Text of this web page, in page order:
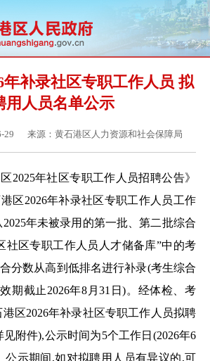
年补录社区专职工作人员 拟
用人员名单公示
29 来源：黄石港区人力资源和社会保障局
2025年社区专职工作人员招聘公告》
区2026年补录社区专职工作人员工作
年未被录用的第一批、第二批综合
社区专职工作人员人才储备库”中的考
分数从高到低排名进行补录(考生综合
期截止2026年8月31日)。经体检、考
港区2026年补录社区专职工作人员拟聘
见附件),公示时间为5个工作日 (2026年6
公示期间,如对拟聘用人员有异议的,可